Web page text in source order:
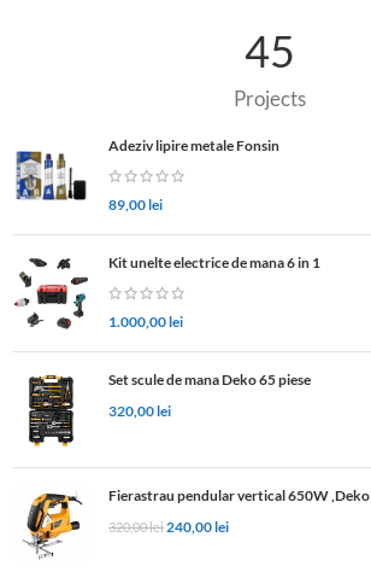
45
Projects
Adeziv lipire metale Fonsin
89,00lei
Kit unelte electrice de mana 6 in 1
1.000,00lei
Set scule de mana Deko 65 piese
320,00lei
Fierastrau pendular vertical 650W ,Deko
320,00lei 240,00lei